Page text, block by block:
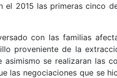
el 2015 las primeras cinco
con las familias
proveniente de la
se realizaran las
las negociaciones que se